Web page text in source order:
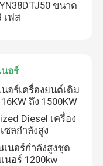
ขนาด
เฟส
นอร์
อร์เครื่องยนต์เดิม
ถึง 1500KW
Diesel เครื่อง
ซลกำลังสูง
นอร์กำลังสูงชุด
นอร์ 1200kw